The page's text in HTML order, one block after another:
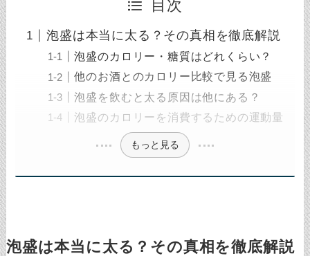
目次
泡盛は本当に太る？その真相を徹底解説
泡盛のカロリー・糖質はどれくらい？
他のお酒とのカロリー比較で見る泡盛
泡盛を飲むと太る原因は他にある？
泡盛のカロリーを消費するための運動量
もっと見る
泡盛は本当に太る？その真相を徹底解説